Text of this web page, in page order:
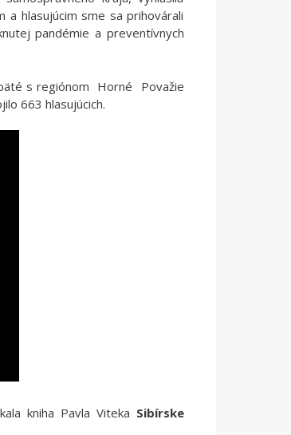
a hlasujúcim sme sa prihovárali
pandémie a preventívnych
s regiónom Horné Považie
663 hlasujúcich.
kniha Pavla Viteka Sibírske